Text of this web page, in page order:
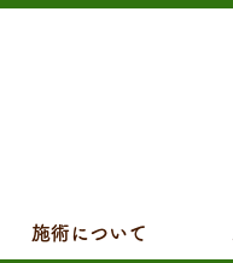
施術について